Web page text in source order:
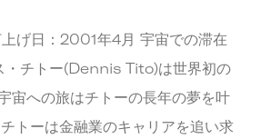
げ日：2001年4月 宇宙での滞在
・チトー(Dennis Tito)は世界初の
宙への旅はチトーの長年の夢を叶
トーは金融業のキャリアを追い求